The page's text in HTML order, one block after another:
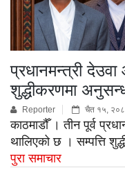
प्रधानमन्त्री
शुद्धीकरणमा
Reporter चैत १५,
काठमाडौँ । तीन पूर्व
थालिएको छ । सम्पत्ति
पुरा समाचार